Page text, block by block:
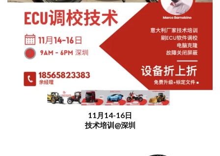
11月14-16日
技术培训@深圳